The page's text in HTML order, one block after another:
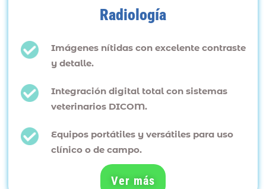
Radiología
Imágenes nítidas con excelente contraste
y detalle.
Integración digital total con sistemas
veterinarios DICOM.
Equipos portátiles y versátiles para uso
clínico o de campo.
Ver más